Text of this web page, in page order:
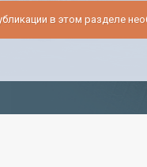
в этом разделе